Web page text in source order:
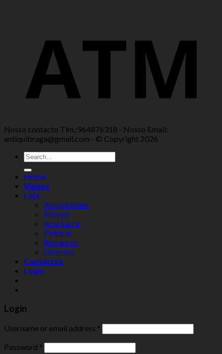
Nosso contacto Tlm.:964876318 - Nosso Email:
antiquibraga@gmail.com - © Copyright 2026
Home
Videos
Loja
Antiguidades
Móveis
Arte Sacra
Pinturas
Restauros
Diversos
Contactos
Login
Login
Username or email address *
Password *